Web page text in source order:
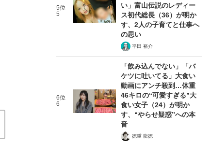
5位
5
い」富山伝説のレディー
ス初代総長（36）が明か
す、2人の子育てと仕事へ
の思い
平田 裕介
6位
6
「飲み込んでない」「バ
ケツに吐いてる」大食い
動画にアンチ殺到…体重
46キロの“可愛すぎる”大
食い女子（24）が明か
す、“やらせ疑惑”への本
音
徳重 龍徳